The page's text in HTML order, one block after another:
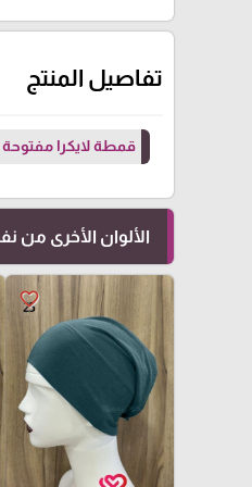
تفاصيل المنتج
قمطة لايكرا مفتوحة
الألوان الأخرى من
favorite_border